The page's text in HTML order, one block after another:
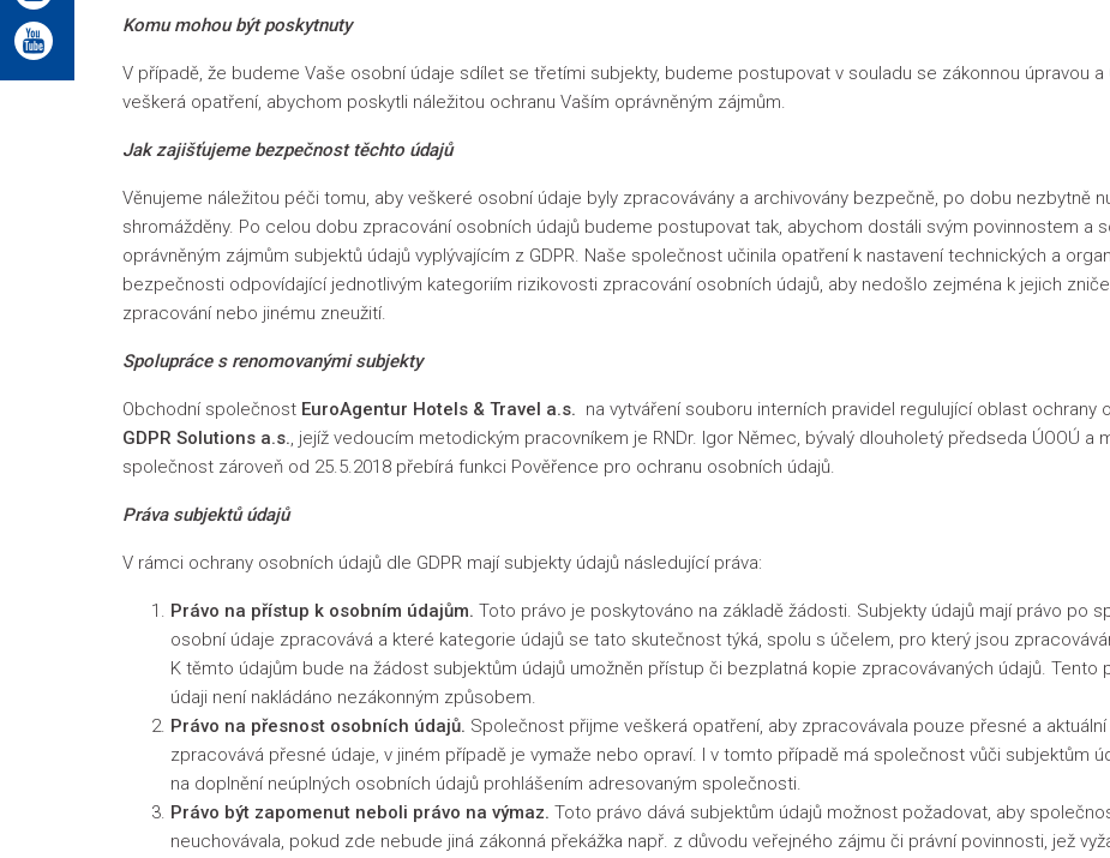
Komu mohou být poskytnuty
V případě, že budeme Vaše osobní údaje sdílet se třetími subjekty, budeme postupovat v souladu se zákonnou úpravou a
veškerá opatření, abychom poskytli náležitou ochranu Vaším oprávněným zájmům.
Jak zajišťujeme bezpečnost těchto údajů
Věnujeme náležitou péči tomu, aby veškeré osobní údaje byly zpracovávány a archivovány bezpečně, po dobu nezbytně
shromážděny. Po celou dobu zpracování osobních údajů budeme postupovat tak, abychom dostáli svým povinnostem a
oprávněným zájmům subjektů údajů vyplývajícím z GDPR. Naše společnost učinila opatření k nastavení technických a
bezpečnosti odpovídající jednotlivým kategoriím rizikovosti zpracování osobních údajů, aby nedošlo zejména k jejich
zpracování nebo jinému zneužití.
Spolupráce s renomovanými subjekty
Obchodní společnost EuroAgentur Hotels & Travel a.s. na vytváření souboru interních pravidel regulující oblast
GDPR Solutions a.s., jejíž vedoucím metodickým pracovníkem je RNDr. Igor Němec, bývalý dlouholetý předseda ÚOOÚ a
společnost zároveň od 25.5.2018 přebírá funkci Pověřence pro ochranu osobních údajů.
Práva subjektů údajů
V rámci ochrany osobních údajů dle GDPR mají subjekty údajů následující práva:
Právo na přístup k osobním údajům. Toto právo je poskytováno na základě žádosti. Subjekty údajů mají právo po
osobní údaje zpracovává a které kategorie údajů se tato skutečnost týká, spolu s účelem, pro který jsou
K těmto údajům bude na žádost subjektům údajů umožněn přístup či bezplatná kopie zpracovávaných údajů. Tento
údaji není nakládáno nezákonným způsobem.
Právo na přesnost osobních údajů. Společnost přijme veškerá opatření, aby zpracovávala pouze přesné a
zpracovává přesné údaje, v jiném případě je vymaže nebo opraví. I v tomto případě má společnost vůči subjektům
na doplnění neúplných osobních údajů prohlášením adresovaným společnosti.
Právo být zapomenut neboli právo na výmaz. Toto právo dává subjektům údajů možnost požadovat, aby
neuchovávala, pokud zde nebude jiná zákonná překážka např. z důvodu veřejného zájmu či právní povinnosti, jež